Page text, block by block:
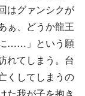
はグァンシクが
ぁ、どうか龍王
……」という願
れてしまう。台
くしてしまうの
た我が子を抱き